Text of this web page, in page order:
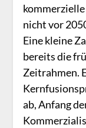
nicht vor
Eine kleine
bereits die
Zeitrahmen.
ab, Anfang